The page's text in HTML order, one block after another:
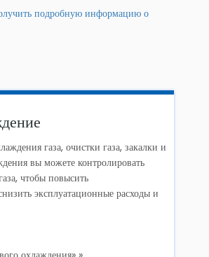
подробную информацию о
газа, очистки газа, закалки и
вы можете контролировать
чтобы повысить
эксплуатационные расходы и